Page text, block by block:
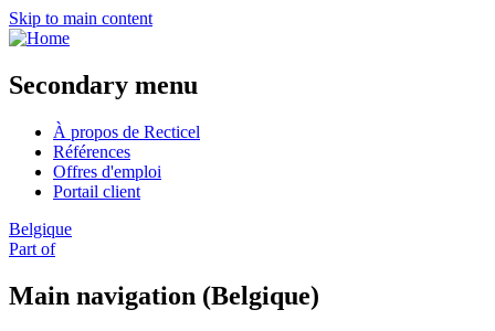
Skip to main content
Secondary menu
À propos de Recticel
Références
Offres d'emploi
Portail client
Belgique
Part of
Main navigation (Belgique)